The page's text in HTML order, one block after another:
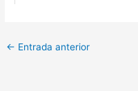
← Entrada anterior